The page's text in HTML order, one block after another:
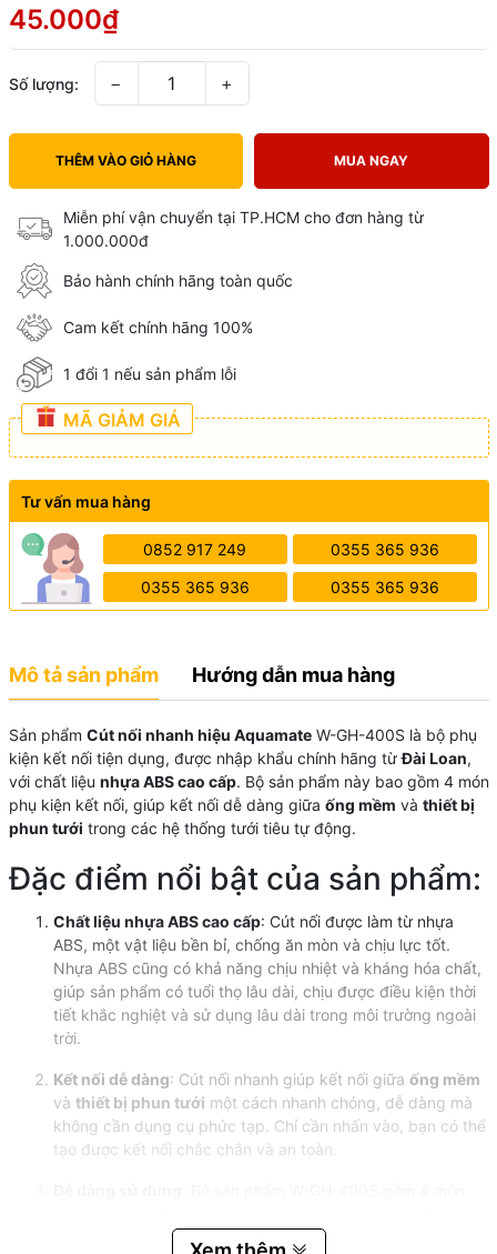
45.000₫
Số lượng: − +
THÊM VÀO GIỎ HÀNG MUA NGAY
Miễn phí vận chuyển tại TP.HCM cho đơn hàng từ
1.000.000đ
Bảo hành chính hãng toàn quốc
Cam kết chính hãng 100%
1 đổi 1 nếu sản phẩm lỗi
MÃ GIẢM GIÁ
Tư vấn mua hàng
0852 917 249 0355 365 936
0355 365 936 0355 365 936
Mô tả sản phẩm Hướng dẫn mua hàng
Sản phẩm Cút nối nhanh hiệu AquamateW-GH-400S là bộ phụ
kiện kết nối tiện dụng, được nhập khẩu chính hãng từĐài Loan,
với chất liệu nhựa ABS cao cấp. Bộ sản phẩm này bao gồm 4 món
phụ kiện kết nối, giúp kết nối dễ dàng giữa ống mềm và thiết bị
phun tưới trong các hệ thống tưới tiêu tự động.
Đặc điểm nổi bật của sản phẩm:
Chất liệu nhựa ABS cao cấp: Cút nối được làm từ nhựa
ABS, một vật liệu bền bỉ, chống ăn mòn và chịu lực tốt.
Nhựa ABS cũng có khả năng chịu nhiệt và kháng hóa chất,
giúp sản phẩm có tuổi thọ lâu dài, chịu được điều kiện thời
tiết khắc nghiệt và sử dụng lâu dài trong môi trường ngoài
trời.
Kết nối dễ dàng: Cút nối nhanh giúp kết nối giữa ống mềm
và thiết bị phun tưới một cách nhanh chóng, dễ dàng mà
không cần dụng cụ phức tạp. Chỉ cần nhấn vào, bạn có thể
tạo được kết nối chắc chắn và an toàn.
kết nối các thiết bị tưới tiêu. Điều này giúp tiết kiệm thời